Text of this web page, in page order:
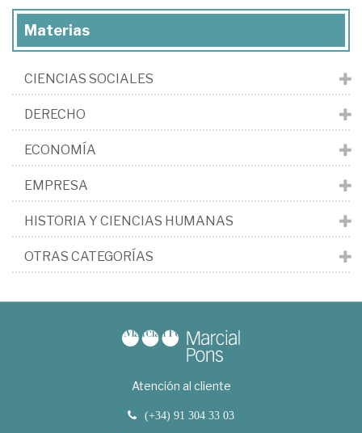
Materias
CIENCIAS SOCIALES
DERECHO
ECONOMÍA
EMPRESA
HISTORIA Y CIENCIAS HUMANAS
OTRAS CATEGORÍAS
Atención al cliente
(+34) 91 304 33 03